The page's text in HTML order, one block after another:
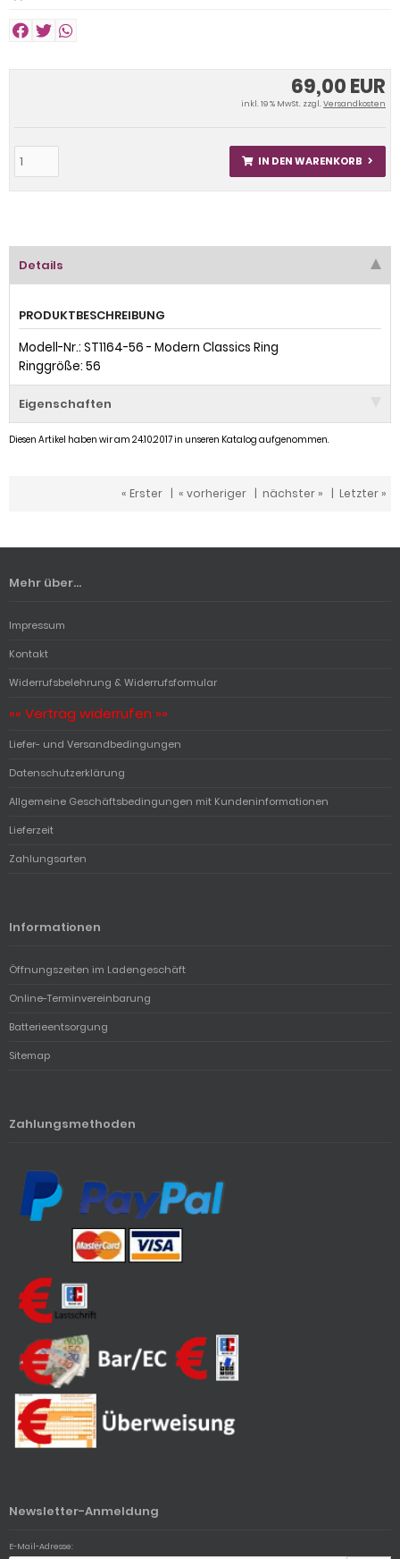
69,00 EUR
inkl. 19 % MwSt. zzgl.Versandkosten
IN DEN WARENKORB
Details
PRODUKTBESCHREIBUNG
Modell-Nr.: ST1164-56 - Modern Classics Ring
Ringgröße: 56
Eigenschaften
Diesen Artikel haben wir am 24.10.2017 in unseren Katalog aufgenommen.
« Erster | « vorheriger | nächster » | Letzter »
Mehr über...
Impressum
Kontakt
Widerrufsbelehrung & Widerrufsformular
«« Vertrag widerrufen »»
Liefer- und Versandbedingungen
Datenschutzerklärung
Allgemeine Geschäftsbedingungen mit Kundeninformationen
Lieferzeit
Zahlungsarten
Informationen
Öffnungszeiten im Ladengeschäft
Online-Terminvereinbarung
Batterieentsorgung
Sitemap
Zahlungsmethoden
Newsletter-Anmeldung
E-Mail-Adresse: